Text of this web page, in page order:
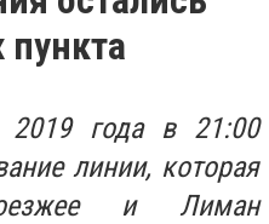
года в 21:00
линии, которая
и Лиман